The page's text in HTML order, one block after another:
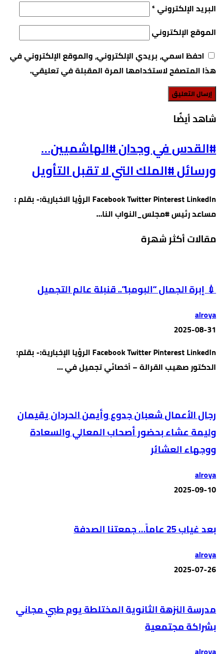
البريد الإلكتروني*
الموقع الإلكتروني
احفظ اسمي، بريدي الإلكتروني، والموقع الإلكتروني في
هذا المتصفح لاستخدامها المرة المقبلة في تعليقي.
‫شاهد أيضًا‬
#القدس في وجدان #الهاشميين…
ورسائل #الملك التي لا تقبل التأويل
Facebook Twitter Pinterest LinkedIn الرؤيا الاخبارية:- بقلم :
مساعد رئيس #مجلس_النواب النا…
مقالات أكثر شهرة
💉 إبرة الجمال “البومبا”.. قنبلة عالم التجميل
alroya
2025-08-31
Facebook Twitter Pinterest LinkedIn الرؤيا الإخبارية:- بقلم:
الدكتور صهيب القرالة – أخصائي تجميل في …
رجال الأعمال شعبان جدوع وأيمن الحردان يقيمان
وليمة عشاء بحضور أصحاب المعالي والسعادة
ووجهاء العشائر
alroya
2025-09-10
بعد غياب 25 عاماً… جمعتنا الصدفة
alroya
2025-07-26
مدرسة النزهة الثانوية المختلطة يوم طبي مجاني
بشراكة مجتمعية